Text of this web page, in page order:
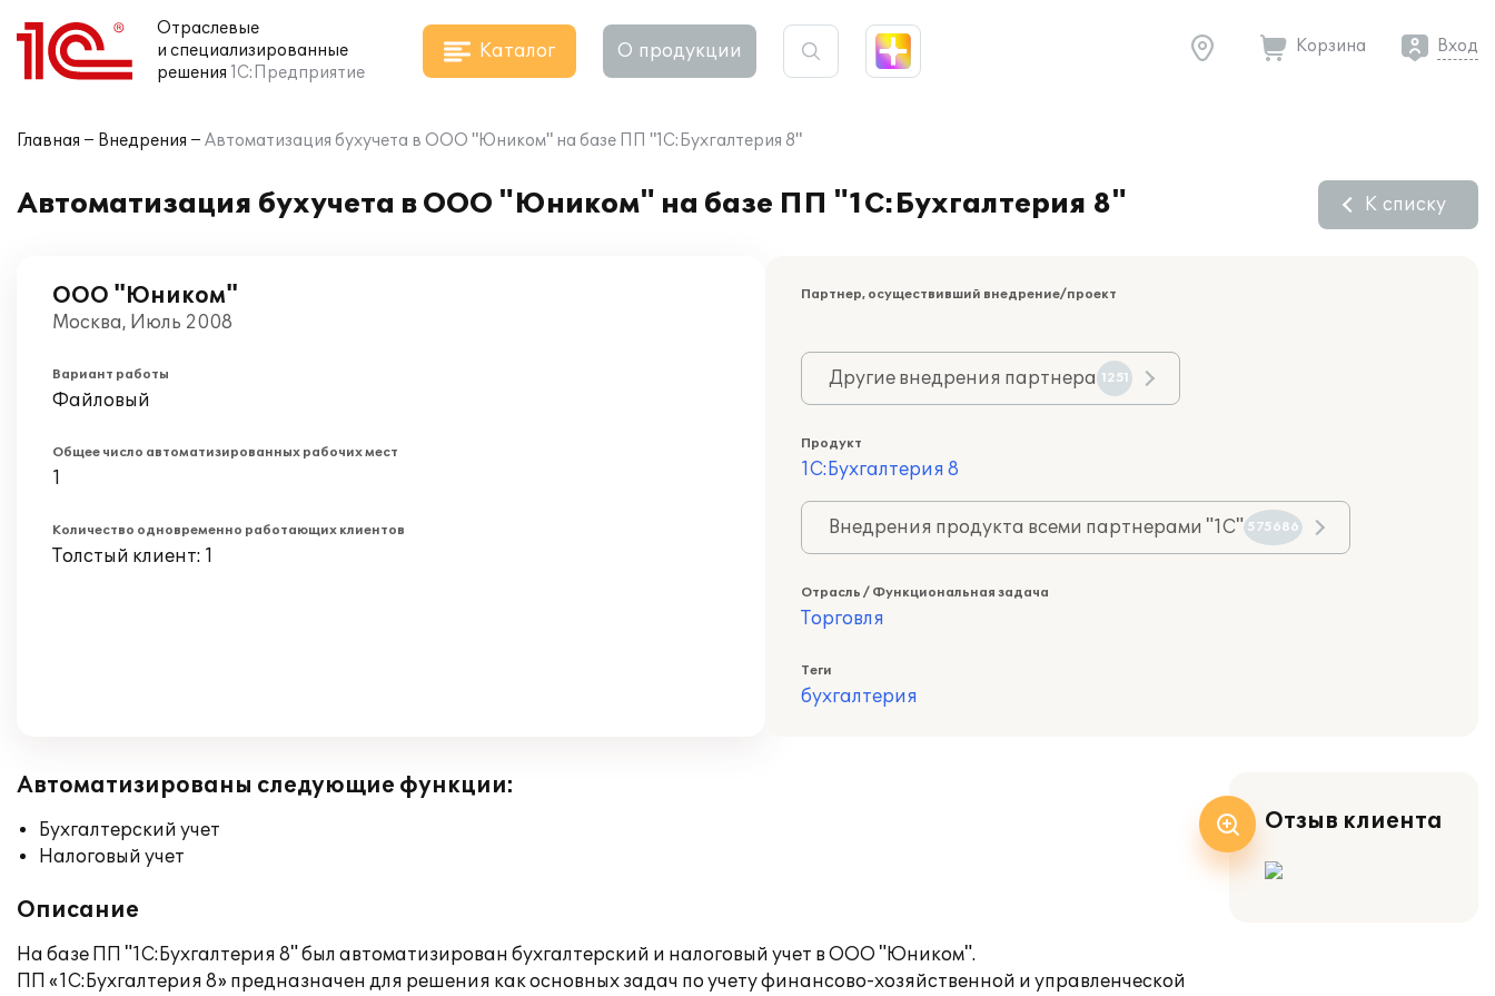
Отраслевые
и специализированные
решения 1С:Предприятие
Каталог О продукции Корзина Вход
Главная Внедрения Автоматизация бухучета в ООО "Юником" на базе ПП "1С:Бухгалтерия 8"
Автоматизация бухучета в ООО "Юником" на базе ПП "1С:Бухгалтерия 8" К списку
ООО "Юником"
Москва, Июль 2008
Вариант работы
Файловый
Общее число автоматизированных рабочих мест
1
Количество одновременно работающих клиентов
Толстый клиент: 1
Партнер, осуществивший внедрение/проект
Другие внедрения партнера 1251
Продукт
1С:Бухгалтерия 8
Внедрения продукта всеми партнерами "1С" 575686
Отрасль / Функциональная задача
Торговля
Теги
бухгалтерия
Автоматизированы следующие функции:
Бухгалтерский учет
Налоговый учет
Описание
На базе ПП "1С:Бухгалтерия 8" был автоматизирован бухгалтерский и налоговый учет в ООО "Юником".
ПП «1С:Бухгалтерия 8» предназначен для решения как основных задач по учету финансово-хозяйственной и управленческой
Отзыв клиента